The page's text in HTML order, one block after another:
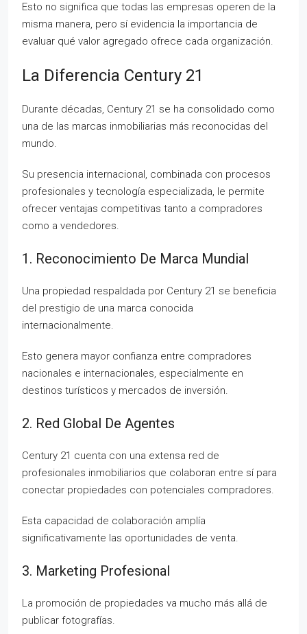
Esto no significa que todas las empresas operen de la
misma manera, pero sí evidencia la importancia de
evaluar qué valor agregado ofrece cada organización.
La Diferencia Century 21
Durante décadas, Century 21 se ha consolidado como
una de las marcas inmobiliarias más reconocidas del
mundo.
Su presencia internacional, combinada con procesos
profesionales y tecnología especializada, le permite
ofrecer ventajas competitivas tanto a compradores
como a vendedores.
1. Reconocimiento De Marca Mundial
Una propiedad respaldada por Century 21 se beneficia
del prestigio de una marca conocida
internacionalmente.
Esto genera mayor confianza entre compradores
nacionales e internacionales, especialmente en
destinos turísticos y mercados de inversión.
2. Red Global De Agentes
Century 21 cuenta con una extensa red de
profesionales inmobiliarios que colaboran entre sí para
conectar propiedades con potenciales compradores.
Esta capacidad de colaboración amplía
significativamente las oportunidades de venta.
3. Marketing Profesional
La promoción de propiedades va mucho más allá de
publicar fotografías.